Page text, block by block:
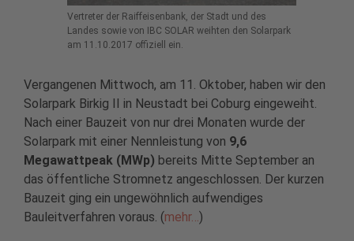
Vertreter der Raiffeisenbank, der Stadt und des
Landes sowie von IBC SOLAR weihten den Solarpark
am 11.10.2017 offiziell ein.
Vergangenen Mittwoch, am 11. Oktober, haben wir den
Solarpark Birkig II in Neustadt bei Coburg eingeweiht.
Nach einer Bauzeit von nur drei Monaten wurde der
Solarpark mit einer Nennleistung von 9,6
Megawattpeak (MWp) bereits Mitte September an
das öffentliche Stromnetz angeschlossen. Der kurzen
Bauzeit ging ein ungewöhnlich aufwendiges
Bauleitverfahren voraus. (mehr…)